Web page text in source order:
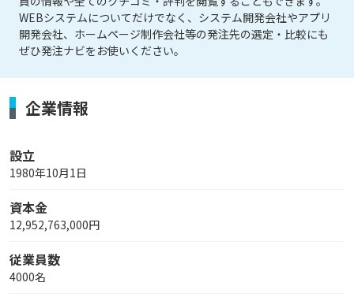
WEBシステムについてだけでなく、システム開発会社やアプリ
開発会社、ホームページ制作会社等の発注先の選定・比較にも
ぜひ発注ナビをお使いください。
企業情報
設立
1980年10月1日
資本金
12,952,763,000円
従業員数
4000名